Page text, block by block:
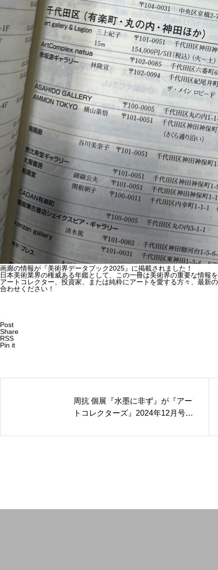
画廊の情報が『美術界データブック2025』に掲載されました！
日本美術業界の権威ある年鑑として、この一冊は美術界の重要な情報
アートコレクター、投資家、または純粋にアートを愛する方々、最新
合わせください！
Post
Share
RSS
Pin it
周抗 個展『水墨に非ず』が『アー
トコレクターズ』2024年12月号に